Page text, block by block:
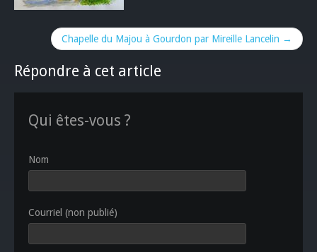
Chapelle du Majou à Gourdon par Mireille Lancelin →
Répondre à cet article
Qui êtes-vous ?
Nom
Courriel (non publié)